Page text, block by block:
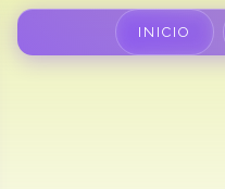
INICIO